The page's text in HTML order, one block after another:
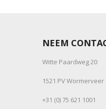
NEEM
Witte Paardweg 20
1521 PV Wormerveer
+31 (0) 75 621 1001